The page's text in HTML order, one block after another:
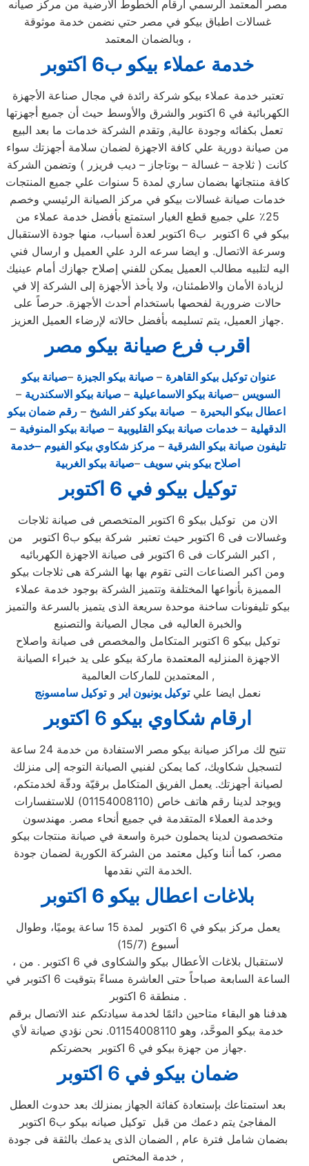
مصر المعتمد الرسمي ارقام الخطوط الارضية من مركز صيانه
غسالات اطباق بيكو في مصر حتي نضمن خدمة موثوقة
وبالضمان المعتمد ،
خدمة عملاء بيكو ب6 اكتوبر
تعتبر خدمة عملاء بيكو شركة رائدة في مجال صناعة الأجهزة
الكهربائية في 6 اكتوبر والشرق والأوسط حيث أن جميع أجهزتها
تعمل بكفائه وجودة عالية, وتقدم الشركة خدمات ما بعد البيع
من صيانة دورية علي كافة الاجهزة لضمان سلامة أجهزتك سواء
كانت ( ثلاجة – غسالة – بوتاجاز – ديب فريزر ) وتضمن الشركة
كافة منتجاتها بضمان ساري لمدة 5 سنوات علي جميع المنتجات
خدمات صيانة غسالات بيكو في مركز الصيانة الرئيسي وخصم
25٪ علي جميع قطع الغيار استمتع بأفضل خدمة عملاء من
بيكو في 6 اكتوبر ب6 اكتوبر لعدة أسباب، منها جودة الاستقبال
وسرعة الاتصال. و ايضا سرعه الرد علي العميل و ارسال فني
اليه لتلبيه مطالب العميل يمكن للفني إصلاح جهازك أمام عينيك
لزيادة الأمان والاطمئنان، ولا يأخذ الأجهزة إلى الشركة إلا في
حالات ضرورية لفحصها باستخدام أحدث الأجهزة. حرصاً على
جهاز العميل، يتم تسليمه بأفضل حالاته لإرضاء العميل العزيز.
اقرب فرع صيانة بيكو مصر
عنوان توكيل بيكو القاهرة – صيانة بيكو الجيزة –صيانة بيكو
السويس –صيانة بيكو الاسماعيلية – صيانة بيكو الاسكندرية –
اعطال بيكو البحيرة – صيانة بيكو كفر الشيخ –رقم ضمان بيكو
الدقهلية –خدمات صيانة بيكو القليوبية – صيانة بيكو المنوفية –
تليفون صيانة بيكو الشرقية – مركز شكاوي بيكو الفيوم –خدمة
اصلاح بيكو بني سويف –صيانة بيكو الغربية
توكيل بيكو في 6 اكتوبر
الان من توكيل بيكو 6 اكتوبر المتخصص فى صيانة ثلاجات
وغسالات فى 6 اكتوبر حيث تعتبر شركة بيكو ب6 اكتوبر من
اكبر الشركات فى 6 اكتوبر فى صيانة الاجهزة الكهربائيه ,
ومن اكبر الصناعات التى تقوم بها بها الشركة هى ثلاجات بيكو
المميزة بأنواعها المختلفة وتتميز الشركة بوجود خدمة عملاء
بيكو تليفونات ساخنة موحدة سريعة الذى يتميز بالسرعة والتميز
والخبرة العاليه فى مجال الصيانة والتصنيع
توكيل بيكو 6 اكتوبر المتكامل والمخصص فى صيانة واصلاح
الاجهزة المنزليه المعتمدة ماركة بيكو على يد خبراء الصيانة
المعتمدين للماركات العالمية ,
نعمل ايضا عليتوكيل يونيون اير وتوكيل سامسونج
ارقام شكاوي بيكو 6 اكتوبر
تتيح لك مراكز صيانة بيكو مصر الاستفادة من خدمة 24 ساعة
لتسجيل شكاويك، كما يمكن لفنيي الصيانة التوجه إلى منزلك
لصيانة أجهزتك. يعمل الفريق المتكامل برقيّة ودقّة لخدمتكم،
ويوجد لدينا رقم هاتف خاص (01154008110) للاستفسارات
وخدمة العملاء المتقدمة في جميع أنحاء مصر. مهندسون
متخصصون لدينا يحملون خبرة واسعة في صيانة منتجات بيكو
مصر، كما أننا وكيل معتمد من الشركة الكورية لضمان جودة
الخدمة التي نقدمها.
بلاغات اعطال بيكو 6 اكتوبر
يعمل مركز بيكو في 6 اكتوبر لمدة 15 ساعة يوميًا، وطوال
أسبوع (15/7)
، لاستقبال بلاغات الأعطال بيكو والشكاوى في 6 اكتوبر . من
الساعة السابعة صباحاً حتى العاشرة مساءً بتوقيت 6 اكتوبر في
منطقة 6 اكتوبر .
هدفنا هو البقاء متاحين دائمًا لخدمة سيادتكم عند الاتصال برقم
خدمة بيكو الموحَّد، وهو 01154008110. نحن نؤدي صيانة لأي
جهاز من جهزة بيكو في 6 اكتوبر بحضرتكم.
ضمان بيكو في 6 اكتوبر
بعد استمتاعك بإستعادة كفائة الجهاز بمنزلك بعد حدوث العطل
المفاجئ يتم دعمك من قبل توكيل صيانه بيكو ب6 اكتوبر
بضمان شامل فترة عام , الضمان الذى يدعمك بالثقة فى جودة
خدمة المختص ,